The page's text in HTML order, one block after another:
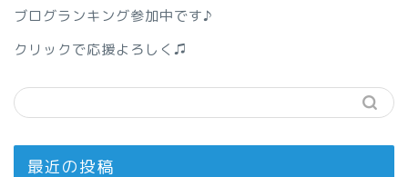
ブログランキング参加中です♪
クリックで応援よろしく♫
最近の投稿